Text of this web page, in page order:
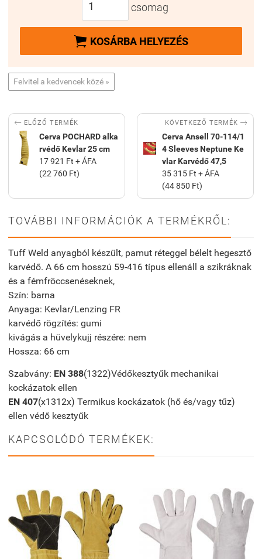
csomag
 KOSÁRBA HELYEZÉS
Felvitel a kedvencek közé »
 ELŐZŐ TERMÉK
Cerva POCHARD alka
rvédő Kevlar 25 cm
17 921 Ft + ÁFA
(22 760 Ft)
KÖVETKEZŐ TERMÉK 
Cerva Ansell 70-114/1
4 Sleeves Neptune Ke
vlar Karvédő 47,5
35 315 Ft + ÁFA
(44 850 Ft)
TOVÁBBI INFORMÁCIÓK A TERMÉKRŐL:
Tuff Weld anyagból készült, pamut réteggel bélelt hegesztő
karvédő. A 66 cm hosszú 59-416 típus ellenáll a szikráknak
és a fémfröccsenéseknek,
Szín: barna
Anyaga: Kevlar/Lenzing FR
karvédő rögzítés: gumi
kivágás a hüvelykujj részére: nem
Hossza: 66 cm
Szabvány: EN 388(1322)Védőkesztyűk mechanikai
kockázatok ellen
EN 407(x1312x) Termikus kockázatok (hő és/vagy tűz)
ellen védő kesztyűk
KAPCSOLÓDÓ TERMÉKEK: